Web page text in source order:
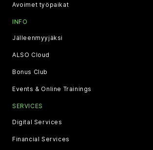
Avoimet työpaikat
INFO
Jälleenmyyjäksi
ALSO Cloud
Bonus Club
Events & Online Trainings
SERVICES
Digital Services
Financial Services